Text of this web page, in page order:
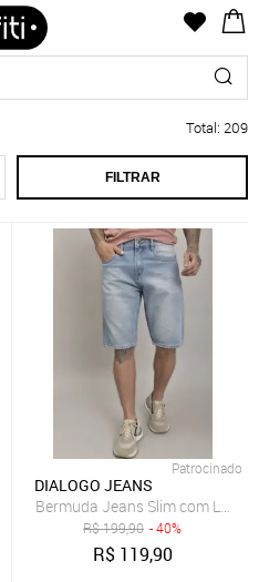
Total: 209
FILTRAR
Patrocinado
DIALOGO JEANS
Bermuda Jeans Slim com
R$199,90 - 40%
R$ 119,90